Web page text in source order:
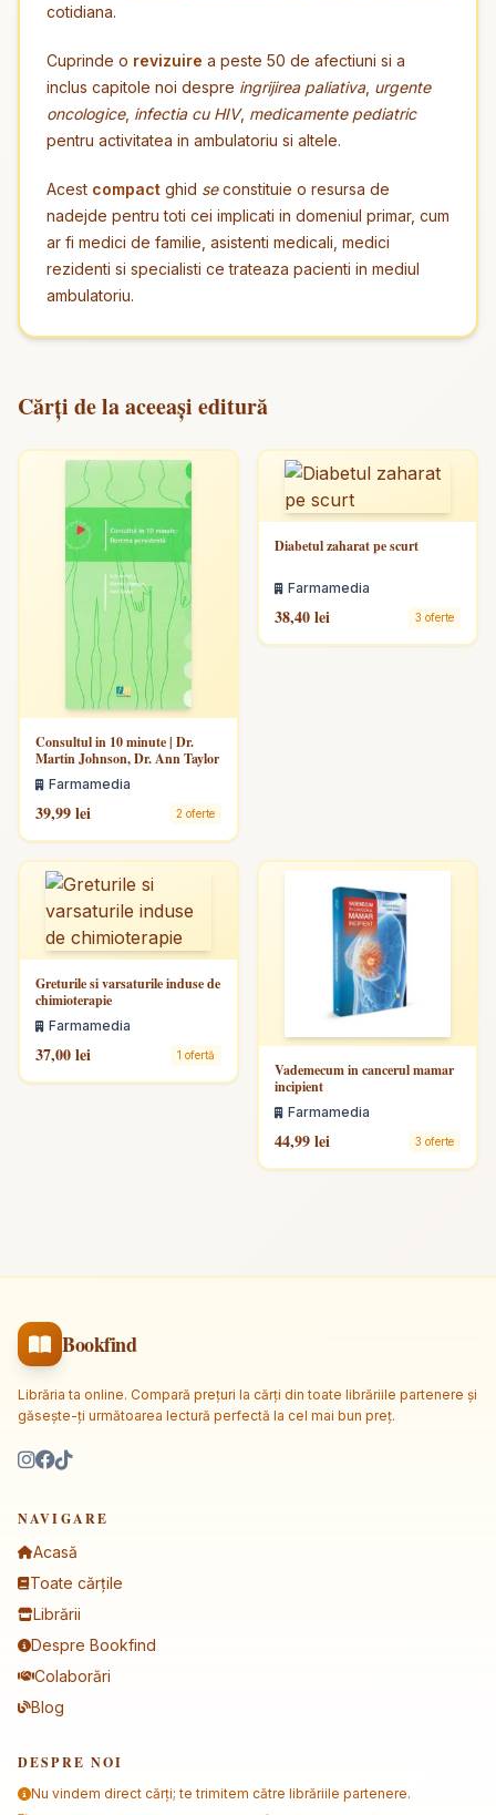
cotidiana.
Cuprinde o revizuire a peste 50 de afectiuni si a
inclus capitole noi despre ingrijirea paliativa, urgente
oncologice, infectia cu HIV, medicamente pediatric
pentru activitatea in ambulatoriu si altele.
Acest compact ghid seconstituie o resursa de
nadejde pentru toti cei implicati in domeniul primar, cum
ar fi medici de familie, asistenti medicali, medici
rezidenti si specialisti ce trateaza pacienti in mediul
ambulatoriu.
Cărți de la aceeași editură
Consultul in 10 minute | Dr.
Martin Johnson, Dr. Ann Taylor
Farmamedia
39,99 lei 2 oferte
Diabetul zaharat pe scurt
Farmamedia
38,40 lei 3 oferte
Greturile si varsaturile induse de
chimioterapie
Farmamedia
37,00 lei 1 ofertă
Vademecum in cancerul mamar
incipient
Farmamedia
44,99 lei 3 oferte
Bookfind
Librăria ta online. Compară prețuri la cărți din toate librăriile partenere și
găsește-ți următoarea lectură perfectă la cel mai bun preț.
NAVIGARE
Acasă
Toate cărțile
Librării
Despre Bookfind
Colaborări
Blog
DESPRE NOI
Nu vindem direct cărți; te trimitem către librăriile partenere.